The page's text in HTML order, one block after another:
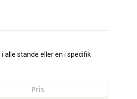
alle stande eller en i specifik
Pris